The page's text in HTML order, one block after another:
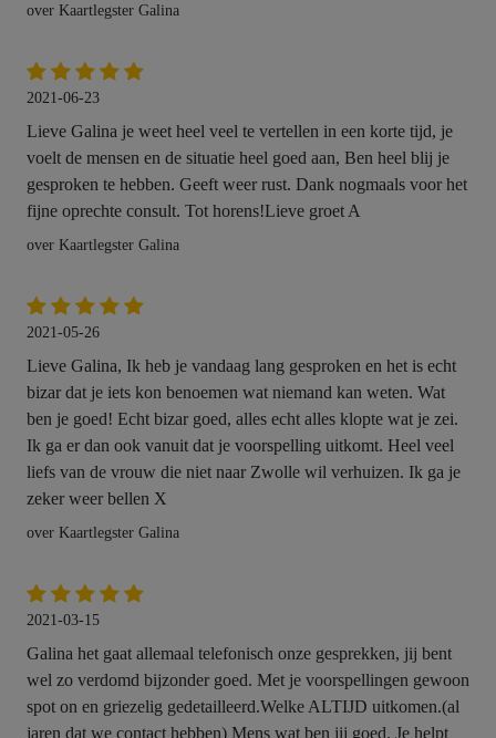
over Kaartlegster Galina
2021-06-23
Lieve Galina je weet heel veel te vertellen in een korte tijd, je
voelt de mensen en de situatie heel goed aan, Ben heel blij je
gesproken te hebben. Geeft weer rust. Dank nogmaals voor het
fijne oprechte consult. Tot horens!Lieve groet A
over Kaartlegster Galina
2021-05-26
Lieve Galina, Ik heb je vandaag lang gesproken en het is echt
bizar dat je iets kon benoemen wat niemand kan weten. Wat
ben je goed! Echt bizar goed, alles echt alles klopte wat je zei.
Ik ga er dan ook vanuit dat je voorspelling uitkomt. Heel veel
liefs van de vrouw die niet naar Zwolle wil verhuizen. Ik ga je
zeker weer bellen X
over Kaartlegster Galina
2021-03-15
Galina het gaat allemaal telefonisch onze gesprekken, jij bent
wel zo verdomd bijzonder goed. Met je voorspellingen gewoon
spot on en griezelig gedetailleerd.Welke ALTIJD uitkomen.(al
jaren dat we contact hebben) Mens wat ben jij goed. Je helpt